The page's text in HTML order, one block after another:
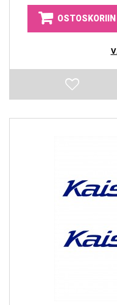
OSTOSKORIIN